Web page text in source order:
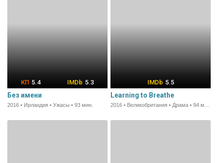
5.4 5.3
Без имени
2016 • Ирландия • Ужасы • 93 мин.
5.5
Learning to Breathe